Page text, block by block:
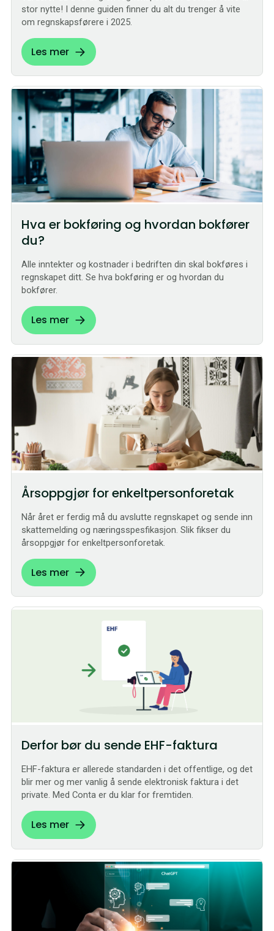
stor nytte! I denne guiden finner du alt du trenger å vite
om regnskapsførere i 2025.
Les mer
Hva er bokføring og hvordan bokfører
du?
Alle inntekter og kostnader i bedriften din skal bokføres i
regnskapet ditt. Se hva bokføring er og hvordan du
bokfører.
Les mer
Årsoppgjør for enkeltpersonforetak
Når året er ferdig må du avslutte regnskapet og sende inn
skattemelding og næringsspesfikasjon. Slik fikser du
årsoppgjør for enkeltpersonforetak.
Les mer
Derfor bør du sende EHF-faktura
EHF-faktura er allerede standarden i det offentlige, og det
blir mer og mer vanlig å sende elektronisk faktura i det
private. Med Conta er du klar for fremtiden.
Les mer